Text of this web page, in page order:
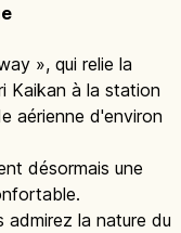
», qui relie la
Kaikan à la station
aérienne d'environ
désormais une
admirez la nature du